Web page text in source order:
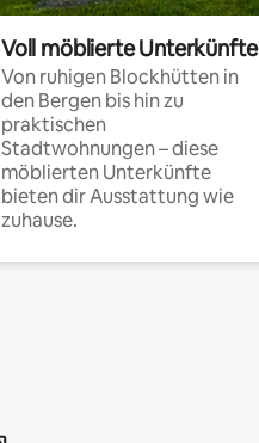
Voll möblierte Unterkünfte
Von ruhigen Blockhütten in
den Bergen bis hin zu
praktischen
Stadtwohnungen – diese
möblierten Unterkünfte
bieten dir Ausstattung wie
zuhause.